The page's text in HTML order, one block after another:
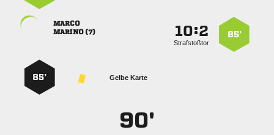
85’
:
Strafstoßtor

 
Gelbe Karte
85’
90'